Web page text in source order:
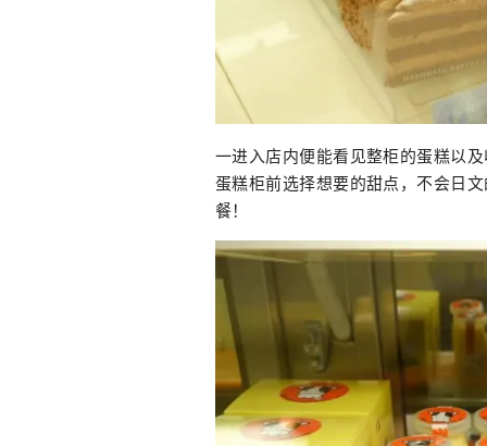
一进入店内便能看见整柜的蛋糕以
蛋糕柜前选择想要的甜点，不会日
餐！